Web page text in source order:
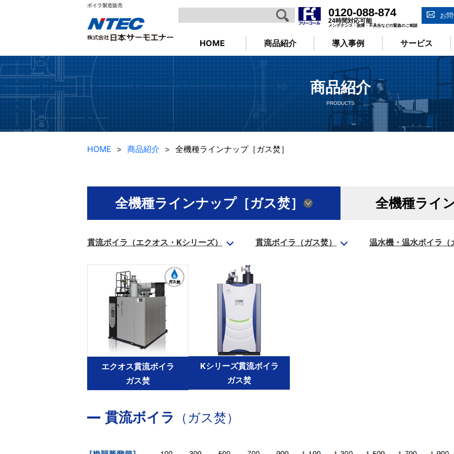
ボイラ製造販売
0120-088-874
24時間対応可能
メンテナンス・故障・不具合などの緊急のご相談
お
HOME 商品紹介 導入事例 サービス
商品紹介
PRODUCTS
HOME 商品紹介 全機種ラインナップ［ガス焚］
全機種ラインナップ［ガス焚］ 全機種ライ
貫流ボイラ（エクオス・Kシリーズ） 貫流ボイラ（ガス焚） 温水機・温水ボイラ（
エクオス貫流ボイラ
ガス焚
Kシリーズ貫流ボイラ
ガス焚
貫流ボイラ （ガス焚）